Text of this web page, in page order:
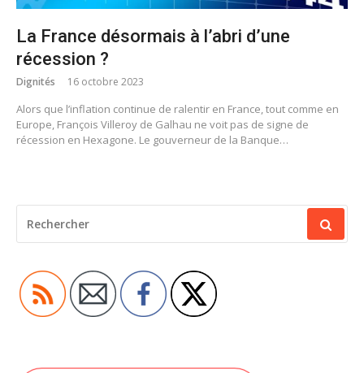
La France désormais à l’abri d’une
récession ?
Dignités 16 octobre 2023
Alors que l’inflation continue de ralentir en France, tout comme en
Europe, François Villeroy de Galhau ne voit pas de signe de
récession en Hexagone. Le gouverneur de la Banque…
POUR
: